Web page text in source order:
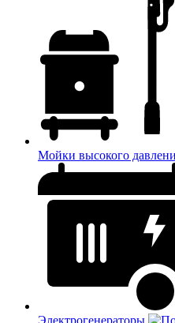
Мойки высокого
Электрогенераторы